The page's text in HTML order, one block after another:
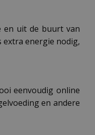
en uit de buurt van
energie nodig,
eenvoudig online
en andere